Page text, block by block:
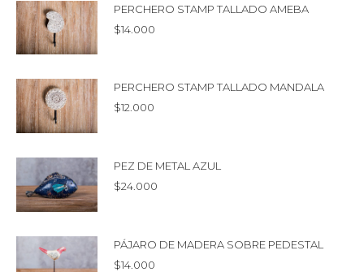
PERCHERO STAMP TALLADO AMEBA
$14.000
PERCHERO STAMP TALLADO MANDALA
$12.000
PEZ DE METAL AZUL
$24.000
PÁJARO DE MADERA SOBRE PEDESTAL
$14.000